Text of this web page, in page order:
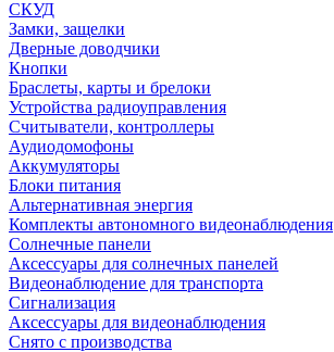
СКУД
Замки, защелки
Дверные доводчики
Кнопки
Браслеты, карты и брелоки
Устройства радиоуправления
Считыватели, контроллеры
Аудиодомофоны
Аккумуляторы
Блоки питания
Альтернативная энергия
Комплекты автономного видеонаблюдения
Солнечные панели
Аксессуары для солнечных панелей
Видеонаблюдение для транспорта
Сигнализация
Аксессуары для видеонаблюдения
Снято с производства